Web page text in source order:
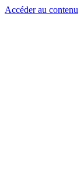
Accéder au contenu